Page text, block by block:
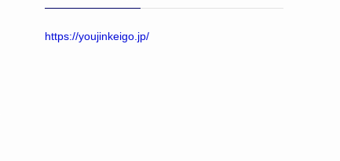
https://youjinkeigo.jp/